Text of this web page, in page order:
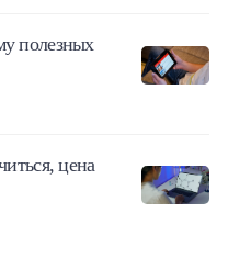
полезных
цена